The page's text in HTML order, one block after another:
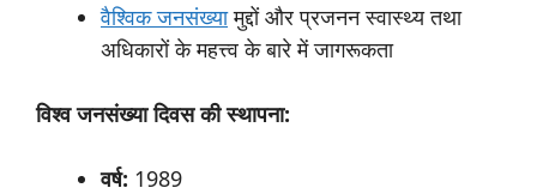
वैश्विक जनसंख्यामुद्दों और प्रजनन स्वास्थ्य तथा
अधिकारों के महत्त्व के बारे में जागरूकता
विश्व जनसंख्या दिवस की स्थापना:
वर्ष: 1989